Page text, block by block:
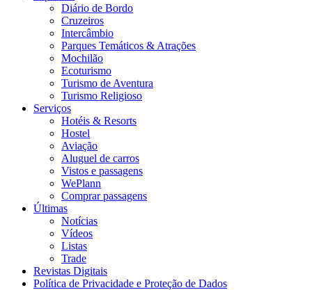
Diário de Bordo
Cruzeiros
Intercâmbio
Parques Temáticos & Atrações
Mochilão
Ecoturismo
Turismo de Aventura
Turismo Religioso
Serviços
Hotéis & Resorts
Hostel
Aviação
Aluguel de carros
Vistos e passagens
WePlann
Comprar passagens
Últimas
Notícias
Vídeos
Listas
Trade
Revistas Digitais
Política de Privacidade e Proteção de Dados